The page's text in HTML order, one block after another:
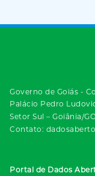
Governo de Goiás -
Palácio Pedro
Setor Sul – Goiânia/
Contato:
Portal de Dados